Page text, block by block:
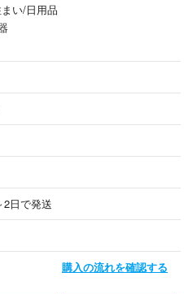
ざいました。
たら幸いです。
軽にメッセージからお問い合わせ下
い/日用品
2日で発送
購入の流れを確認する